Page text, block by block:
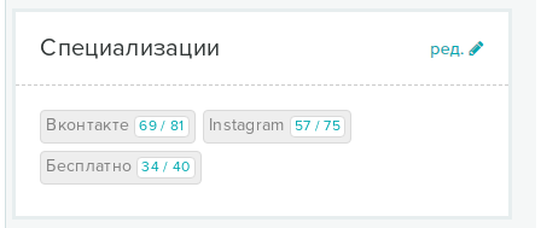
Специализации
Вконтакте 69 / 81 Instagram 57 / 75
Бесплатно 34 / 40